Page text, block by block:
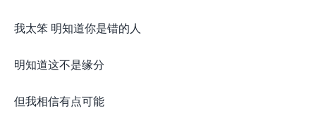
我太笨 明知道你是错的人
明知道这不是缘分
但我相信有点可能